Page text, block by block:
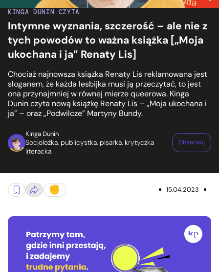
KINGA DUNIN CZYTA
Intymne wyznania, szczerość – ale nie z
tych powodów to ważna książka [„Moja
ukochana i ja” Renaty Lis]
Chociaż najnowsza książka Renaty Lis reklamowana jest
sloganem, że każda lesbijka musi ją przeczytać, to jest
ona przynajmniej w równej mierze queerowa. Kinga
Dunin czyta nową książkę Renaty Lis – „Moja ukochana i
ja” – oraz „Podwilcze” Martyny Bundy.
Kinga Dunin
Socjolożka, publicystka, pisarka, krytyczka
literacka
Obserwuj
15.04.2023